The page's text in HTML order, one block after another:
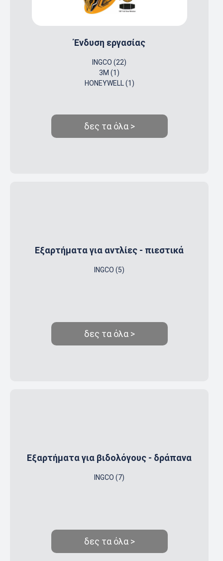
Ένδυση εργασίας
INGCO (22)
3M (1)
HONEYWELL (1)
δες τα όλα >
Εξαρτήματα για αντλίες - πιεστικά
INGCO (5)
δες τα όλα >
Εξαρτήματα για βιδολόγους - δράπανα
INGCO (7)
δες τα όλα >